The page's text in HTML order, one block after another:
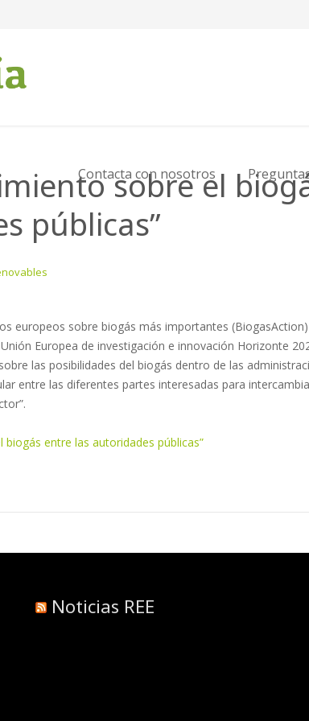
Contacta con nosotros
sobre el
públicas”
europeos sobre biogás más importantes
Europea de investigación e innovación Horizonte
las posibilidades del biogás dentro de las
entre las diferentes partes interesadas para
entre las autoridades públicas”
Noticias REE